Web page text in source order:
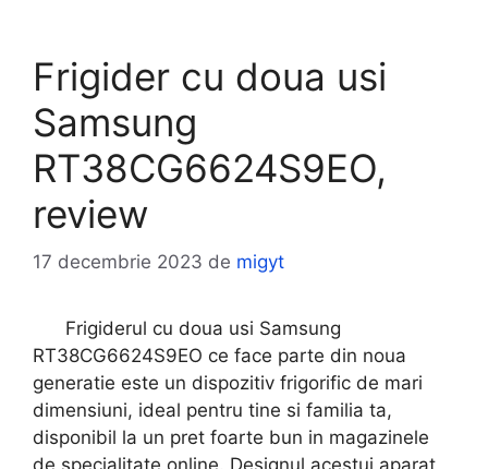
Frigider cu doua usi
Samsung
RT38CG6624S9EO,
review
17 decembrie 2023 de migyt
Frigiderul cu doua usi Samsung
RT38CG6624S9EO ce face parte din noua
generatie este un dispozitiv frigorific de mari
dimensiuni, ideal pentru tine si familia ta,
disponibil la un pret foarte bun in magazinele
de specialitate online. Designul acestui aparat